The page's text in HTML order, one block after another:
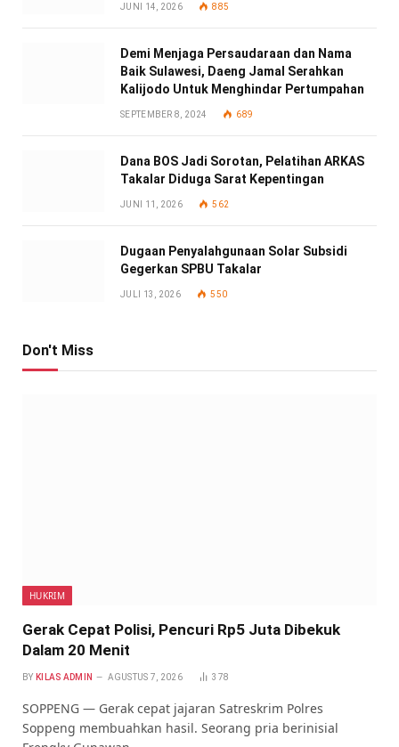
JUNI 14, 2026 885
Demi Menjaga Persaudaraan dan Nama
Baik Sulawesi, Daeng Jamal Serahkan
Kalijodo Untuk Menghindar Pertumpahan
SEPTEMBER 8, 2024 689
Dana BOS Jadi Sorotan, Pelatihan ARKAS
Takalar Diduga Sarat Kepentingan
JUNI 11, 2026 562
Dugaan Penyalahgunaan Solar Subsidi
Gegerkan SPBU Takalar
JULI 13, 2026 550
Don't Miss
HUKRIM
Gerak Cepat Polisi, Pencuri Rp5 Juta Dibekuk
Dalam 20 Menit
BY KILAS ADMIN AGUSTUS 7, 2026 378
SOPPENG — Gerak cepat jajaran Satreskrim Polres
Soppeng membuahkan hasil. Seorang pria berinisial